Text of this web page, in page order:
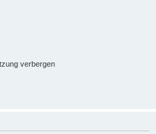
verbergen